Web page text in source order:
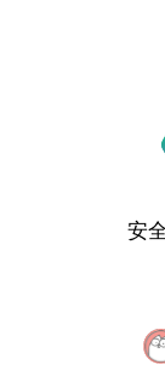
安